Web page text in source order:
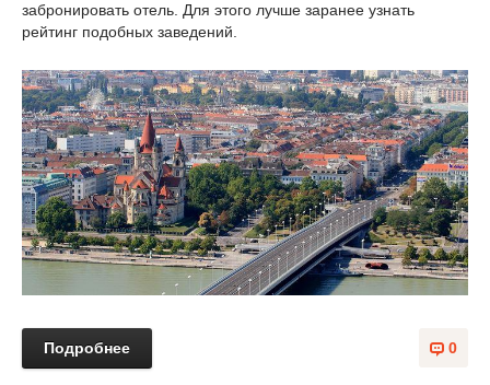
забронировать отель. Для этого лучше заранее узнать
рейтинг подобных заведений.
0
Подробнее